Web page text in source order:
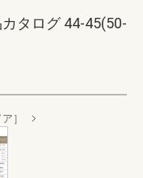
タログ 44-45(50-
］